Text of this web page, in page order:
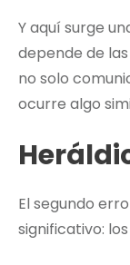
Y aquí surge
depende de
no solo
ocurre algo
El segundo
significativo: